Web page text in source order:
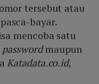
tersebut atau
bayar.
mencoba satu
passwordmaupun
Katadata.co.id,